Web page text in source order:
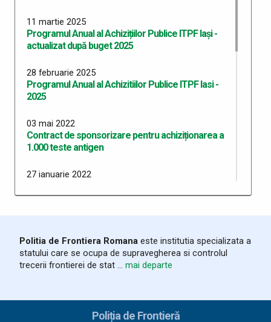
11 martie 2025
Programul Anual al Achizițiilor Publice ITPF Iași -
actualizat după buget 2025
28 februarie 2025
Programul Anual al Achizitiilor Publice ITPF Iasi -
2025
03 mai 2022
Contract de sponsorizare pentru achiziționarea a
1.000 teste antigen
27 ianuarie 2022
perioada ianuarie-decembrie 2021
Contract subsecvent telefonie mobilă ORANGE
2022
anul 2021 în perioada ianuarie-decembrie
Politia de Frontiera Romana este institutia specializata a
statului care se ocupa de supravegherea si controlul
trecerii frontierei de stat ... mai departe
Poliția de Frontieră